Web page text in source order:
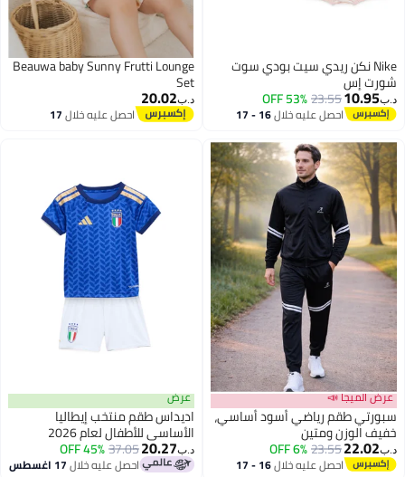
Nike نكن ريدي سيت بودي سوت
شورت إس
د.ب‏10.95
23.55
53% OFF
احصل عليه خلال 16 - 17
Beauwa baby Sunny Frutti Lounge
Set
د.ب‏20.02
احصل عليه خلال17
عرض الميجا 📣
سبورتي طقم رياضي أسود أساسي،
خفيف الوزن ومتين
د.ب‏22.02
23.55
6% OFF
احصل عليه خلال 16 - 17
عرض
اديداس طقم منتخب إيطاليا
الأساسي للأطفال لعام 2026
د.ب‏20.27
37.05
45% OFF
احصل عليه خلال17 اغسطس